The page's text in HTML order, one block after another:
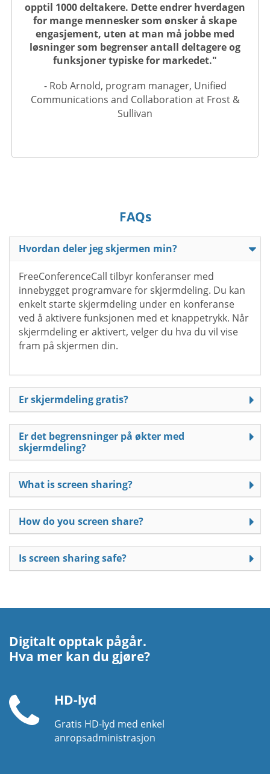
opptil 1000 deltakere. Dette endrer hverdagen
for mange mennesker som ønsker å skape
engasjement, uten at man må jobbe med
løsninger som begrenser antall deltagere og
funksjoner typiske for markedet."
- Rob Arnold, program manager, Unified
Communications and Collaboration at Frost &
Sullivan
FAQs
Hvordan deler jeg skjermen min?
FreeConferenceCall tilbyr konferanser med
innebygget programvare for skjermdeling. Du kan
enkelt starte skjermdeling under en konferanse
ved å aktivere funksjonen med et knappetrykk. Når
skjermdeling er aktivert, velger du hva du vil vise
fram på skjermen din.
Er skjermdeling gratis?
Er det begrensninger på økter med
skjermdeling?
What is screen sharing?
How do you screen share?
Is screen sharing safe?
Digitalt opptak pågår.
Hva mer kan du gjøre?
Telefonrør
HD-lyd
Gratis HD-lyd med enkel
anropsadministrasjon